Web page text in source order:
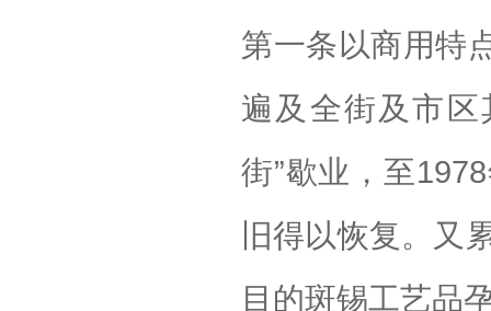
第一条以商用特
遍及全街及市
街”歇业，至
旧得以恢复。又
目的斑锡工艺品